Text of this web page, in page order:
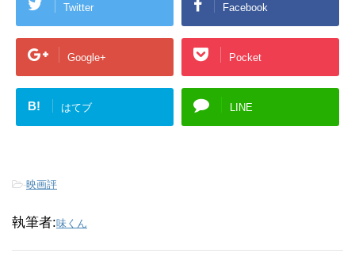
Twitter Facebook
Google+ Pocket
B! はてブ LINE
-映画評
執筆者:味くん